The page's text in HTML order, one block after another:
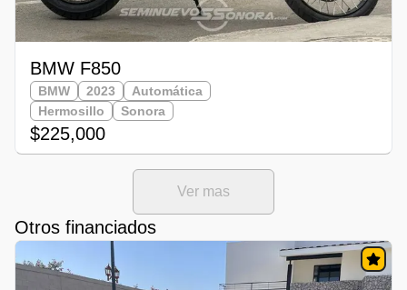
BMW F850
BMW 2023
Automática
Hermosillo
Sonora
$225,000
Ver mas
Otros financiados